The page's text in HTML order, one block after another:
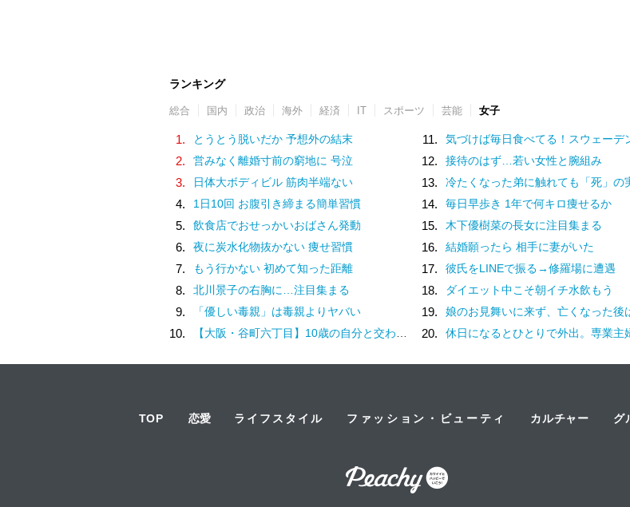
ランキング
総合 国内 政治 海外 経済 IT スポーツ 芸能 女子
1. とうとう脱いだか 予想外の結末
2. 営みなく離婚寸前の窮地に 号泣
3. 日体大ボディビル 筋肉半端ない
4. 1日10回 お腹引き締まる簡単習慣
5. 飲食店でおせっかいおばさん発動
6. 夜に炭水化物抜かない 痩せ習慣
7. もう行かない 初めて知った距離
8. 北川景子の右胸に…注目集まる
9. 「優しい毒親」は毒親よりヤバい
10. 【大阪・谷町六丁目】10歳の自分と交わした約束。名店での猛修業を経てオープンした「ma journée（マジョルネ）」が提案する、日常に寄り添うフランス菓子
11. 気づけば毎日食べてる！スウェーデン人漫画家がリピートし続ける日本
12. 接待のはず…若い女性と腕組み
13. 冷たくなった弟に触れても「死」の実感がなかった姉。納棺の時に現実を突きつ
14. 毎日早歩き 1年で何キロ痩せるか
15. 木下優樹菜の長女に注目集まる
16. 結婚願ったら 相手に妻がいた
17. 彼氏をLINEで振る→修羅場に遭遇
18. ダイエット中こそ朝イチ水飲もう
19. 娘のお見舞いに来ず、亡くなった後は笑顔を浮かべる母親。冷たすぎる態度に、一つの疑惑が頭をよぎる…
20. 休日になるとひとりで外出。専業主婦の妻を見てため息をつく夫は、何を隠している？／離婚してもいいですか？ 翔子
TOP 恋愛 ライフスタイル ファッション・ビューティ カルチャー グ